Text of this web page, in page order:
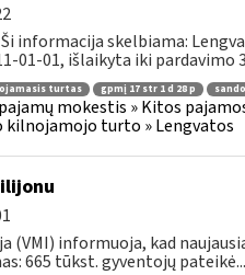
informacija skelbiama:
01-01, išlaikyta iki pardavimo
turtas gpmį 17 str 1 d 28 p
mokestis » Kitos
turto » Lengvatos
(VMI) informuoja, kad
665 tūkst. gyventojų pateikė...